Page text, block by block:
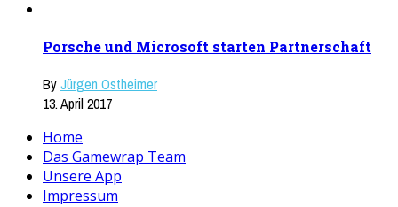
Porsche und Microsoft starten Partnerschaft
ByJürgen Ostheimer
13. April 2017
Home
Das Gamewrap Team
Unsere App
Impressum